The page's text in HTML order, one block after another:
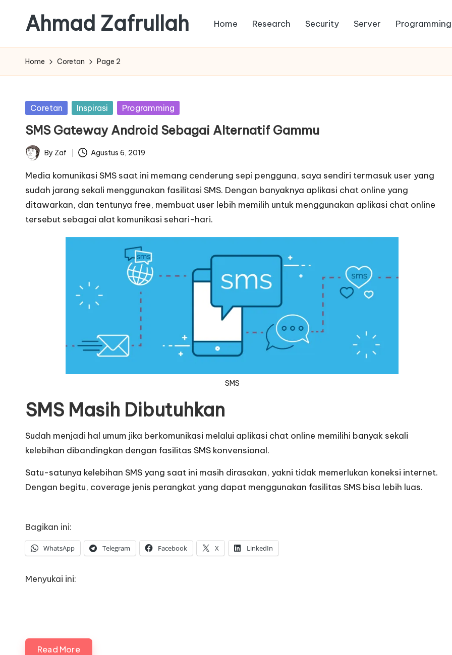
content
Ahmad Zafrullah
to
Learn
better
than
Learn
how
to
Work
Home Research Security Server Programming
Home Coretan Page 2
Posted
Coretan Inspirasi Programming
SMS Gateway Android Sebagai Alternatif Gammu
Posted
by
By Zaf Agustus 6, 2019
Media komunikasi SMS saat ini memang cenderung sepi pengguna, saya sendiri termasuk user yang
sudah jarang sekali menggunakan fasilitasi SMS. Dengan banyaknya aplikasi chat online yang
ditawarkan, dan tentunya free, membuat user lebih memilih untuk menggunakan aplikasi chat online
tersebut sebagai alat komunikasi sehari-hari.
SMS
SMS Masih Dibutuhkan
Sudah menjadi hal umum jika berkomunikasi melalui aplikasi chat online memilihi banyak sekali
kelebihan dibandingkan dengan fasilitas SMS konvensional.
Satu-satunya kelebihan SMS yang saat ini masih dirasakan, yakni tidak memerlukan koneksi internet.
Dengan begitu, coverage jenis perangkat yang dapat menggunakan fasilitas SMS bisa lebih luas.
Bagikan ini:
WhatsApp Telegram Facebook X LinkedIn
Menyukai ini:
Read More